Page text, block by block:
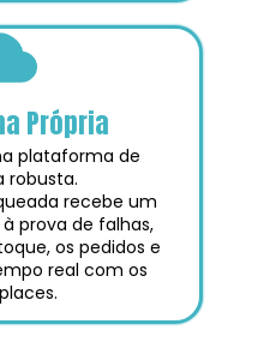
Própria
plataforma de
robusta.
recebe um
prova de falhas,
os pedidos e
real com os